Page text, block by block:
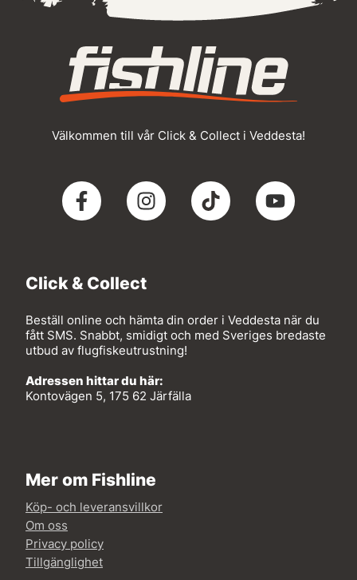
Välkommen till vår Click & Collect i Veddesta!
Click & Collect
Beställ online och hämta din order i Veddesta när du
fått SMS. Snabbt, smidigt och med Sveriges bredaste
utbud av flugfiskeutrustning!
Adressen hittar du här:
Kontovägen 5, 175 62 Järfälla
Mer om Fishline
Köp- och leveransvillkor
Om oss
Privacy policy
Tillgänglighet